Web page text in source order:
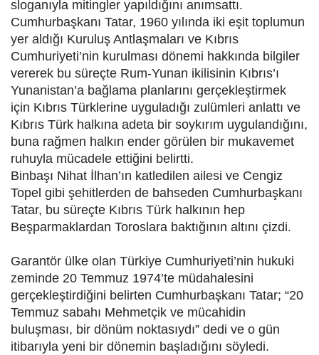
sloganıyla mitingler yapıldığını anımsattı.
Cumhurbaşkanı Tatar, 1960 yılında iki eşit toplumun
yer aldığı Kuruluş Antlaşmaları ve Kıbrıs
Cumhuriyeti’nin kurulması dönemi hakkında bilgiler
vererek bu süreçte Rum-Yunan ikilisinin Kıbrıs’ı
Yunanistan’a bağlama planlarını gerçekleştirmek
için Kıbrıs Türklerine uyguladığı zulümleri anlattı ve
Kıbrıs Türk halkına adeta bir soykırım uygulandığını,
buna rağmen halkın ender görülen bir mukavemet
ruhuyla mücadele ettiğini belirtti.
Binbaşı Nihat İlhan’ın katledilen ailesi ve Cengiz
Topel gibi şehitlerden de bahseden Cumhurbaşkanı
Tatar, bu süreçte Kıbrıs Türk halkının hep
Beşparmaklardan Toroslara baktığının altını çizdi.
Garantör ülke olan Türkiye Cumhuriyeti’nin hukuki
zeminde 20 Temmuz 1974’te müdahalesini
gerçekleştirdiğini belirten Cumhurbaşkanı Tatar; “20
Temmuz sabahı Mehmetçik ve mücahidin
buluşması, bir dönüm noktasıydı” dedi ve o gün
itibarıyla yeni bir dönemin başladığını söyledi.